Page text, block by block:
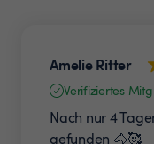
Amelie Ritter
Verifiziertes
Nach nur 4
gefunden 🐴🥰